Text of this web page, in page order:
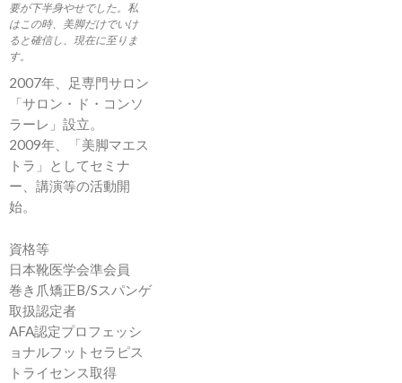
要が下半身やせでした。私
はこの時、美脚だけでいけ
ると確信し、現在に至りま
す。
2007年、足専門サロン
「サロン・ド・コンソ
ラーレ」設立。
2009年、「美脚マエス
トラ」としてセミナ
ー、講演等の活動開
始。
資格等
日本靴医学会準会員
巻き爪矯正B/Sスパンゲ
取扱認定者
AFA認定プロフェッシ
ョナルフットセラピス
トライセンス取得